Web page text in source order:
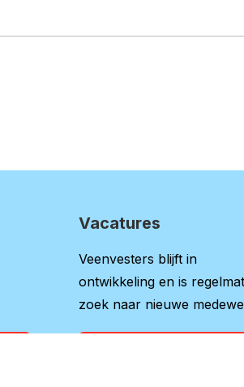
Vacatures
Veenvesters blijft in
ontwikkeling en is
zoek naar nieuwe